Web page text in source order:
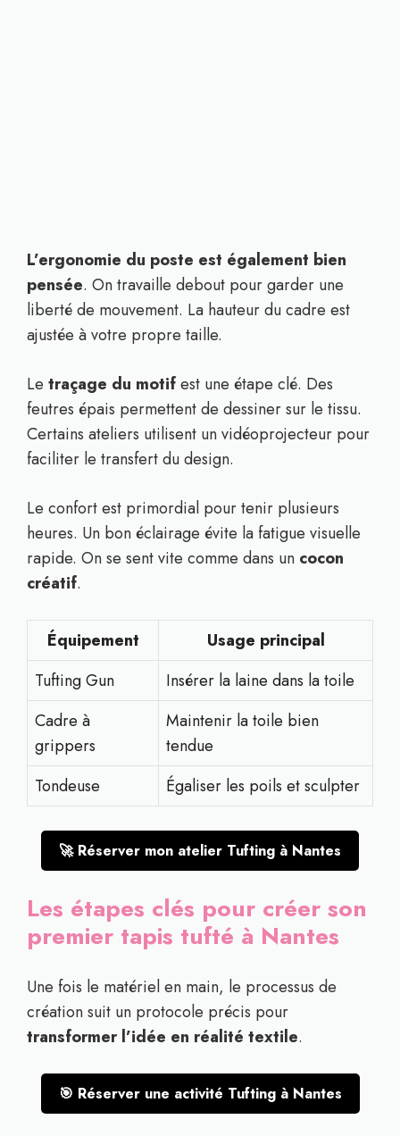
L’ergonomie du poste est également bien
pensée. On travaille debout pour garder une
liberté de mouvement. La hauteur du cadre est
ajustée à votre propre taille.
Le traçage du motifest une étape clé. Des
feutres épais permettent de dessiner sur le tissu.
Certains ateliers utilisent un vidéoprojecteur pour
faciliter le transfert du design.
Le confort est primordial pour tenir plusieurs
heures. Un bon éclairage évite la fatigue visuelle
rapide. On se sent vite comme dans un cocon
créatif.
Équipement
Usage principal
Tufting Gun
Insérer la laine dans la toile
Cadre à
grippers
Maintenir la toile bien
tendue
Tondeuse
Égaliser les poils et sculpter
🚀 Réserver mon atelier Tufting à Nantes
Les étapes clés pour créer son
premier tapis tufté à Nantes
Une fois le matériel en main, le processus de
création suit un protocole précis pour
transformer l’idée en réalité textile.
🎯 Réserver une activité Tufting à Nantes